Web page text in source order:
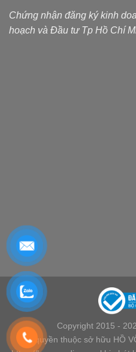
Chứng nhận đăng ký kinh
hoạch và Đầu tư Tp Hồ Chí
Copyright 2015 -
Bản quyền thuộc sở hữu HỒ